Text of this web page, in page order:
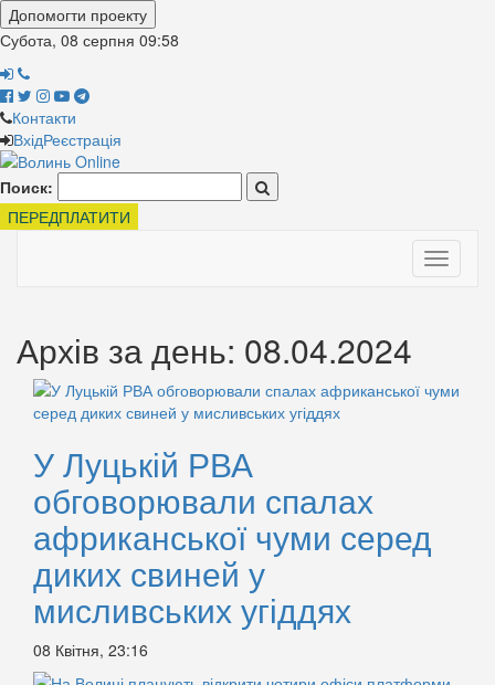
Допомогти проекту
Субота, 08 серпня 09:58
Контакти
ВхідРеєстрація
Поиск:
ПЕРЕДПЛАТИТИ
Toggle
Архів за день: 08.04.2024
У Луцькій РВА
обговорювали спалах
африканської чуми серед
диких свиней у
мисливських угіддях
08 Квітня, 23:16